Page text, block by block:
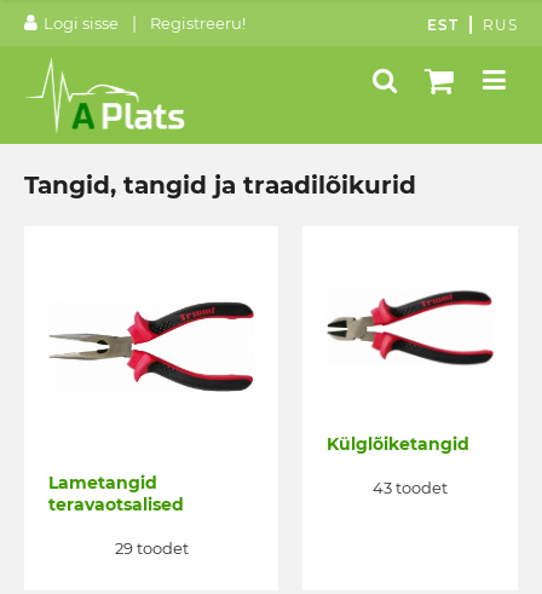
Logi sisse | Registreeru! EST RUS
Tangid, tangid ja traadilõikurid
Lametangid
teravaotsalised
29 toodet
Külglõiketangid
43 toodet